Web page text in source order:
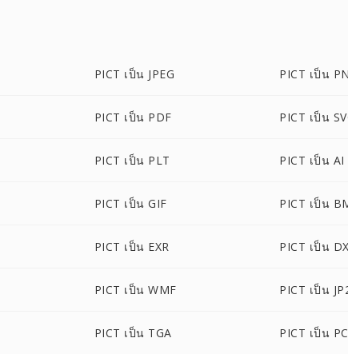
PICT เป็น JPEG PICT เป็น
PICT เป็น PDF PICT เป็น
PICT เป็น PLT PICT เป็น AI
PICT เป็น GIF PICT เป็น
PICT เป็น EXR PICT เป็น
PICT เป็น WMF PICT เป็น
PICT เป็น TGA PICT เป็น